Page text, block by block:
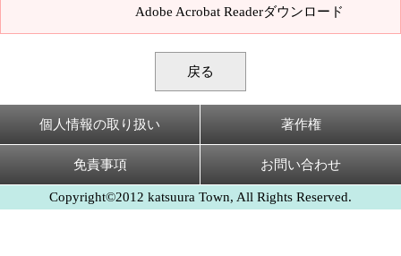
Adobe Acrobat Readerダウンロード
戻る
個人情報の取り扱い 著作権
免責事項 お問い合わせ
Copyright©2012 katsuura Town, All Rights Reserved.